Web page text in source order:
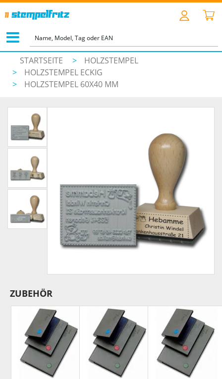
STARTSEITE >
HOLZSTEMPEL
>
HOLZSTEMPEL ECKIG
>
HOLZSTEMPEL 60X40 MM
ZUBEHÖR